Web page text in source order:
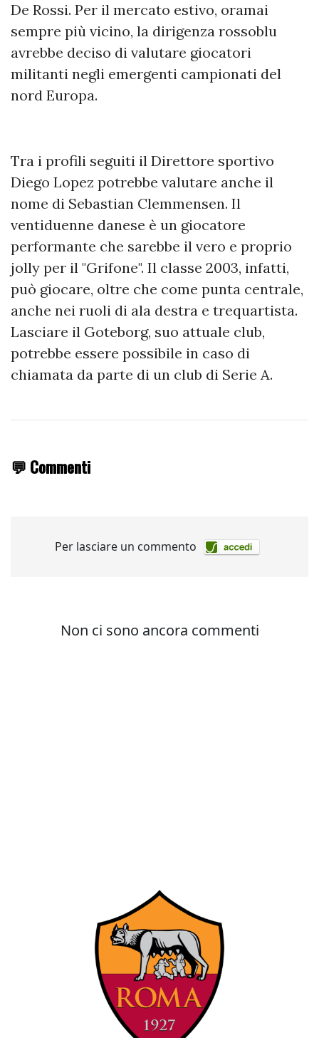
De Rossi. Per il mercato estivo, oramai
sempre più vicino, la dirigenza rossoblu
avrebbe deciso di valutare giocatori
militanti negli emergenti campionati del
nord Europa.
Tra i profili seguiti il Direttore sportivo
Diego Lopez potrebbe valutare anche il
nome di Sebastian Clemmensen. Il
ventiduenne danese è un giocatore
performante che sarebbe il vero e proprio
jolly per il "Grifone". Il classe 2003, infatti,
può giocare, oltre che come punta centrale,
anche nei ruoli di ala destra e trequartista.
Lasciare il Goteborg, suo attuale club,
potrebbe essere possibile in caso di
chiamata da parte di un club di Serie A.
💬 Commenti